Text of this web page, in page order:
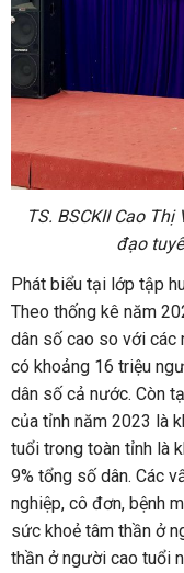
TS. BSCKII Cao
đạo
Phát biểu tại lớp tập
Theo thống kê năm
dân số cao so với các
có khoảng 16 triệu
dân số cả nước. Còn
của tỉnh năm 2023 là
tuổi trong toàn tỉnh là
9% tổng số dân. Các
nghiệp, cô đơn, bệnh
sức khoẻ tâm thần ở
thần ở người cao tuổi